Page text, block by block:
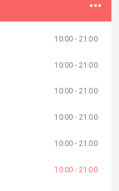
10:00 - 21:00
10:00 - 21:00
10:00 - 21:00
10:00 - 21:00
10:00 - 21:00
10:00 - 21:00